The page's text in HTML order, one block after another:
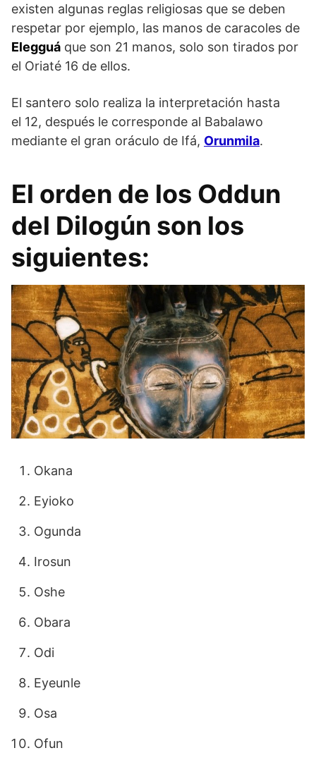
existen algunas reglas religiosas que se deben
respetar por ejemplo, las manos de caracoles de
Elegguá que son 21 manos, solo son tirados por
el Oriaté 16 de ellos.
El santero solo realiza la interpretación hasta
el 12, después le corresponde al Babalawo
mediante el gran oráculo de Ifá, Orunmila.
El orden de los Oddun
del Dilogún son los
siguientes:
Okana
Eyioko
Ogunda
Irosun
Oshe
Obara
Odi
Eyeunle
Osa
Ofun